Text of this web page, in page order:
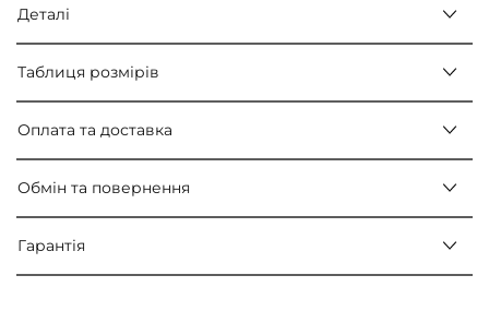
Деталі
Таблиця розмірів
Оплата та доставка
Обмін та повернення
Гарантія